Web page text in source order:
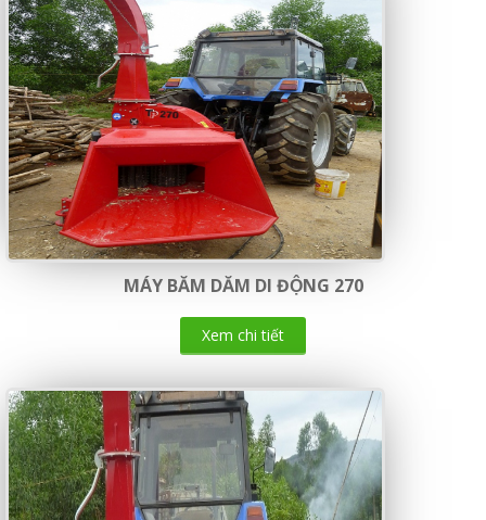
MÁY BĂM DĂM DI ĐỘNG 270
Xem chi tiết